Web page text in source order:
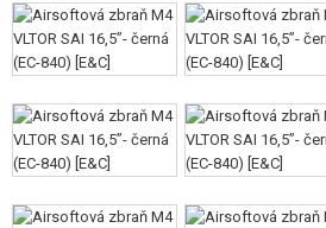
AKUMULÁTORY, NABÍJEČKY
ZÁSOBNÍKY, PLNIČKY
BRÝLE, MASKY
VÝSTROJ, UNIFORMY, POUZDRA